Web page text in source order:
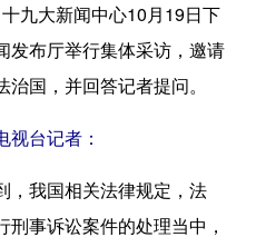
大新闻中心10月19日下
发布厅举行集体采访，邀请
国，并回答记者提问。
台记者：
，我国相关法律规定，法
事诉讼案件的处理当中，